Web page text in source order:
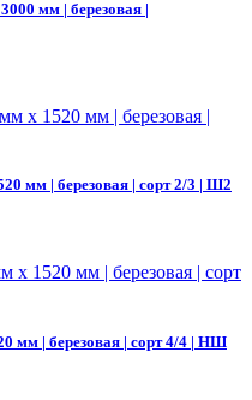
мм | березовая |
мм | березовая | сорт 2/3 | Ш2
мм | березовая | сорт 4/4 | НШ